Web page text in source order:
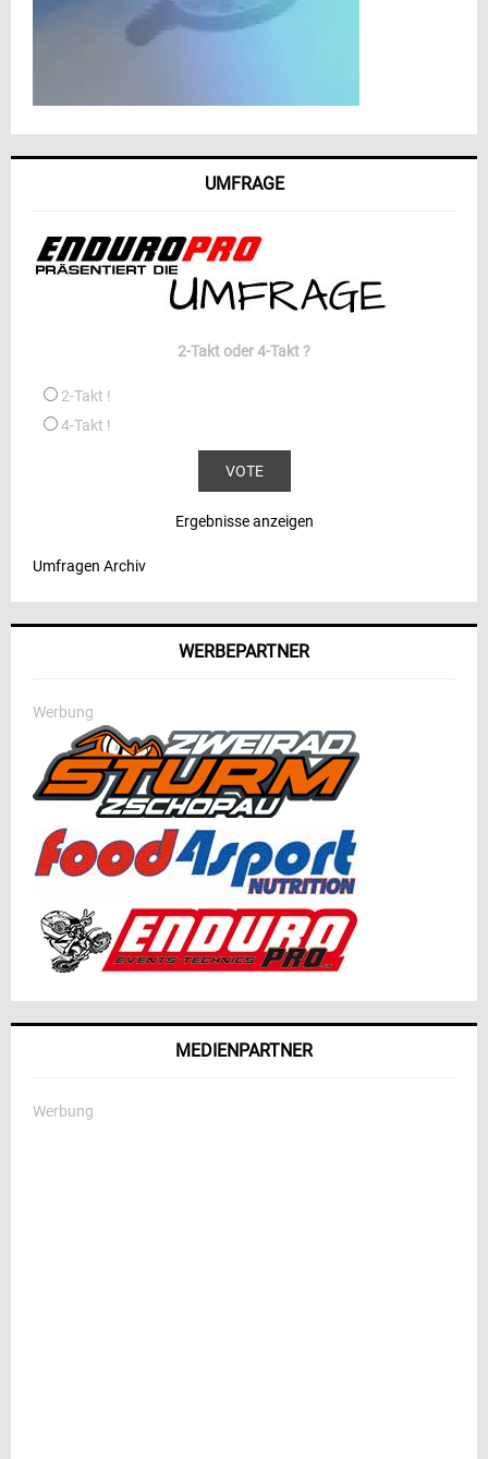
UMFRAGE
2-Takt oder 4-Takt ?
2-Takt !
4-Takt !
Ergebnisse anzeigen
Umfragen Archiv
WERBEPARTNER
Werbung
MEDIENPARTNER
Werbung